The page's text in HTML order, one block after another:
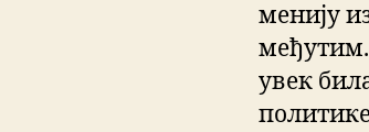
менију
увек